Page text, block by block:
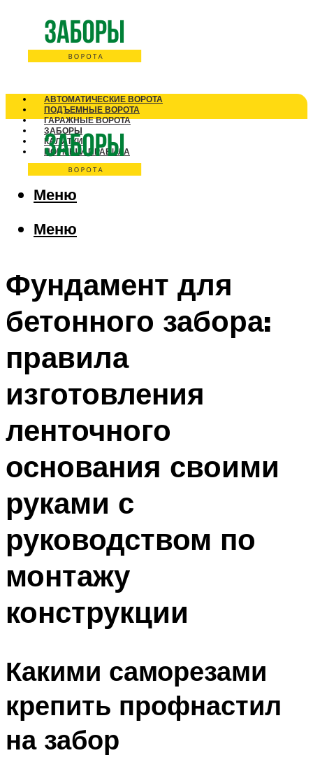
АВТОМАТИЧЕСКИЕ ВОРОТА
ПОДЪЕМНЫЕ ВОРОТА
ГАРАЖНЫЕ ВОРОТА
ЗАБОРЫ
КАЛИТКИ
НОРМЫ И ПРАВИЛА
Меню
Меню
Фундамент для
бетонного забора:
правила
изготовления
ленточного
основания своими
руками с
руководством по
монтажу
конструкции
Какими саморезами
крепить профнастил
на забор